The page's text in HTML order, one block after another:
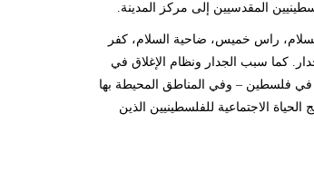
المقدسيين إلى مركز المدينة.
فلسطيني (مخيم شعفاط، ضاحية السلام، راس خميس، ضاحية السلام، كفر
كما سبب الجدار ونظام الإغلاق في
فلسطين – وفي المناطق المحيطة بها
الاجتماعية للفلسطينيين الذين